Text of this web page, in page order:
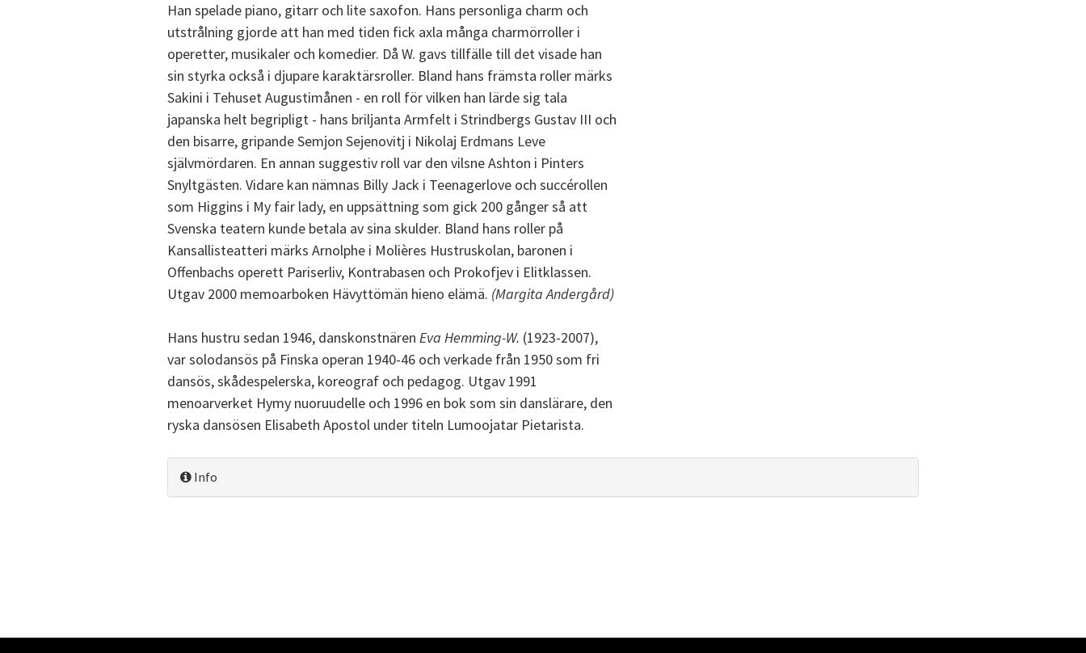
Han spelade piano, gitarr och lite saxofon. Hans personliga charm och
utstrålning gjorde att han med tiden fick axla många charmörroller i
operetter, musikaler och komedier. Då W. gavs tillfälle till det visade han
sin styrka också i djupare karaktärsroller. Bland hans främsta roller märks
Sakini i Tehuset Augustimånen - en roll för vilken han lärde sig tala
japanska helt begripligt - hans briljanta Armfelt i Strindbergs Gustav III och
den bisarre, gripande Semjon Sejenovitj i Nikolaj Erdmans Leve
självmördaren. En annan suggestiv roll var den vilsne Ashton i Pinters
Snyltgästen. Vidare kan nämnas Billy Jack i Teenagerlove och succérollen
som Higgins i My fair lady, en uppsättning som gick 200 gånger så att
Svenska teatern kunde betala av sina skulder. Bland hans roller på
Kansallisteatteri märks Arnolphe i Molières Hustruskolan, baronen i
Offenbachs operett Pariserliv, Kontrabasen och Prokofjev i Elitklassen.
Utgav 2000 memoarboken Hävyttömän hieno elämä. (Margita Andergård)
Hans hustru sedan 1946, danskonstnären Eva Hemming-W. (1923-2007),
var solodansös på Finska operan 1940-46 och verkade från 1950 som fri
dansös, skådespelerska, koreograf och pedagog. Utgav 1991
menoarverket Hymy nuoruudelle och 1996 en bok som sin danslärare, den
ryska dansösen Elisabeth Apostol under titeln Lumoojatar Pietarista.
Info